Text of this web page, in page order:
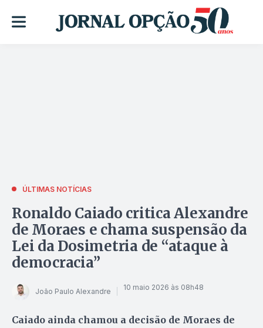
ÚLTIMAS NOTÍCIAS
Ronaldo Caiado critica Alexandre
de Moraes e chama suspensão da
Lei da Dosimetria de “ataque à
democracia”
João Paulo Alexandre 10 maio 2026 às 08h48
Caiado ainda chamou a decisão de Moraes de